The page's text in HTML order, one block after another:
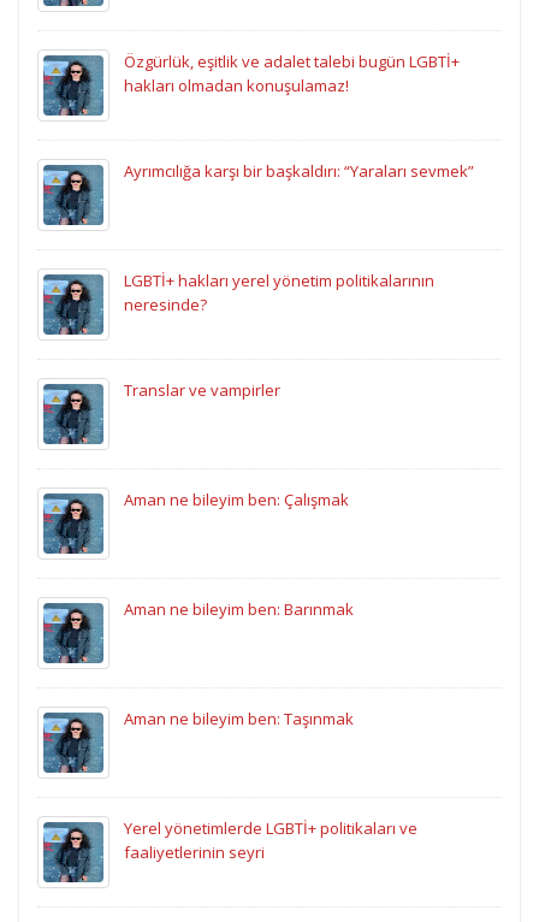
Özgürlük, eşitlik ve adalet talebi bugün LGBTİ+
hakları olmadan konuşulamaz!
Ayrımcılığa karşı bir başkaldırı: “Yaraları sevmek”
LGBTİ+ hakları yerel yönetim politikalarının
neresinde?
Translar ve vampirler
Aman ne bileyim ben: Çalışmak
Aman ne bileyim ben: Barınmak
Aman ne bileyim ben: Taşınmak
Yerel yönetimlerde LGBTİ+ politikaları ve
faaliyetlerinin seyri